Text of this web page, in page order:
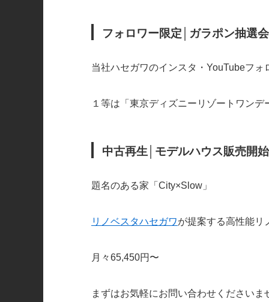
フォロワー限定 │ガラポン抽選
当社ハセガワのインスタ・YouTubeフォ
１等は「東京ディズニーリゾートワンデ
中古再生 │モデルハウス販売開
題名のある家「City×Slow」
リノベスタハセガワが提案する高性能リ
月々65,450円〜
まずはお気軽にお問い合わせくださいま